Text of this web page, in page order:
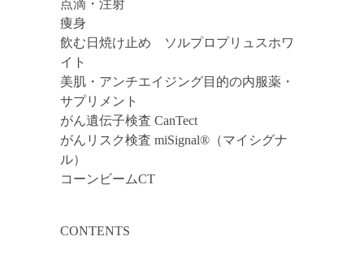
点滴・注射
痩身
飲む日焼け止め ソルプロプリュスホワ
イト
美肌・アンチエイジング目的の内服薬・
サプリメント
がん遺伝子検査 CanTect
がんリスク検査 miSignal®（マイシグナ
ル）
コーンビームCT
CONTENTS